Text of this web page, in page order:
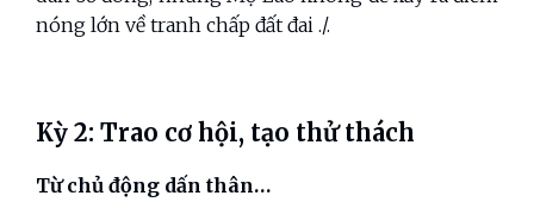
nóng lớn về tranh chấp đất đai ./.
Kỳ 2: Trao cơ hội, tạo thử thách
Từ chủ động dấn thân…